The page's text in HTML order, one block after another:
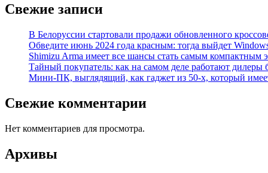
Свежие записи
В Белоруссии стартовали продажи обновленного
Обведите июнь 2024 года красным: тогда выйдет
Shimizu Arma имеет все шансы стать самым компактным
Тайный покупатель: как на самом деле работают дилеры
Мини-ПК, выглядящий, как гаджет из 50-х, который
Свежие комментарии
Нет комментариев для просмотра.
Архивы